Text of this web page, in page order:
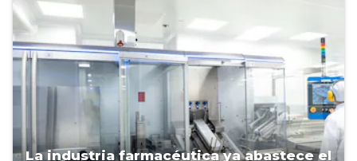
La industria farmacéutica ya abastece el